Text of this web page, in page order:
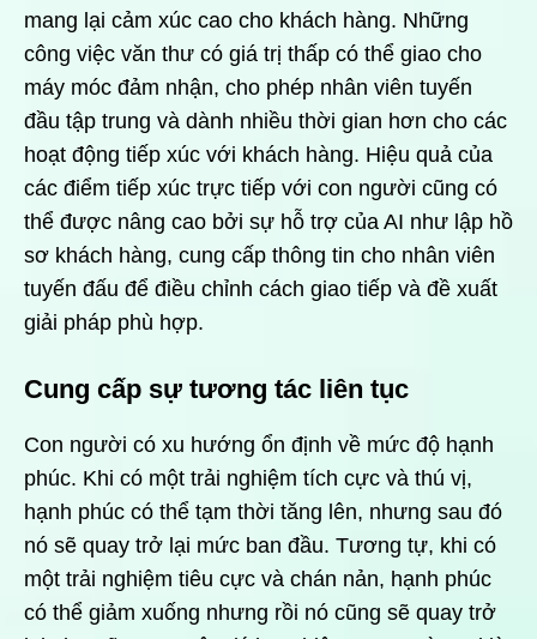
mang lại cảm xúc cao cho khách hàng. Những
công việc văn thư có giá trị thấp có thể giao cho
máy móc đảm nhận, cho phép nhân viên tuyến
đầu tập trung và dành nhiều thời gian hơn cho các
hoạt động tiếp xúc với khách hàng. Hiệu quả của
các điểm tiếp xúc trực tiếp với con người cũng có
thể được nâng cao bởi sự hỗ trợ của AI như lập hồ
sơ khách hàng, cung cấp thông tin cho nhân viên
tuyến đấu để điều chỉnh cách giao tiếp và đề xuất
giải pháp phù hợp.
Cung cấp sự tương tác liên tục
Con người có xu hướng ổn định về mức độ hạnh
phúc. Khi có một trải nghiệm tích cực và thú vị,
hạnh phúc có thể tạm thời tăng lên, nhưng sau đó
nó sẽ quay trở lại mức ban đầu. Tương tự, khi có
một trải nghiệm tiêu cực và chán nản, hạnh phúc
có thể giảm xuống nhưng rồi nó cũng sẽ quay trở